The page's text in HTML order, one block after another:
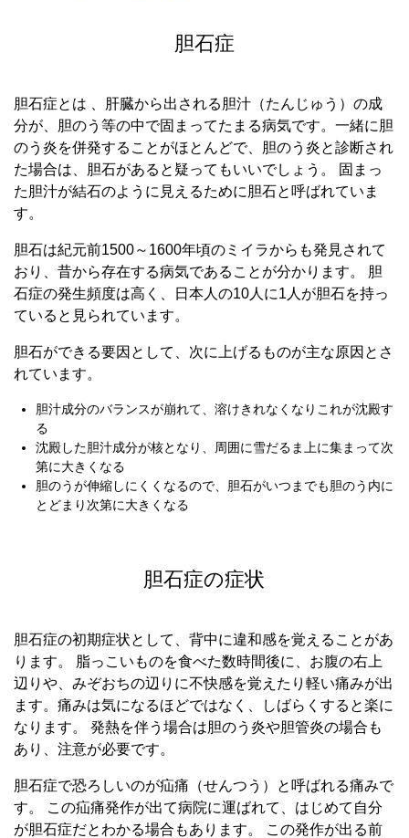
胆石症
胆石症とは 、肝臓から出される胆汁（たんじゅう）の成
分が、胆のう等の中で固まってたまる病気です。一緒に胆
のう炎を併発することがほとんどで、胆のう炎と診断され
た場合は、胆石があると疑ってもいいでしょう。 固まっ
た胆汁が結石のように見えるために胆石と呼ばれていま
す。
胆石は紀元前1500～1600年頃のミイラからも発見されて
おり、昔から存在する病気であることが分かります。 胆
石症の発生頻度は高く、日本人の10人に1人が胆石を持っ
ていると見られています。
胆石ができる要因として、次に上げるものが主な原因とさ
れています。
胆汁成分のバランスが崩れて、溶けきれなくなりこれが沈殿す
る
沈殿した胆汁成分が核となり、周囲に雪だるま上に集まって次
第に大きくなる
胆のうが伸縮しにくくなるので、胆石がいつまでも胆のう内に
とどまり次第に大きくなる
胆石症の症状
胆石症の初期症状として、背中に違和感を覚えることがあ
ります。 脂っこいものを食べた数時間後に、お腹の右上
辺りや、みぞおちの辺りに不快感を覚えたり軽い痛みが出
ます。痛みは気になるほどではなく、しばらくすると楽に
なります。 発熱を伴う場合は胆のう炎や胆管炎の場合も
あり、注意が必要です。
胆石症で恐ろしいのが疝痛（せんつう）と呼ばれる痛みで
す。 この疝痛発作が出て病院に運ばれて、はじめて自分
が胆石症だとわかる場合もあります。 この発作が出る前